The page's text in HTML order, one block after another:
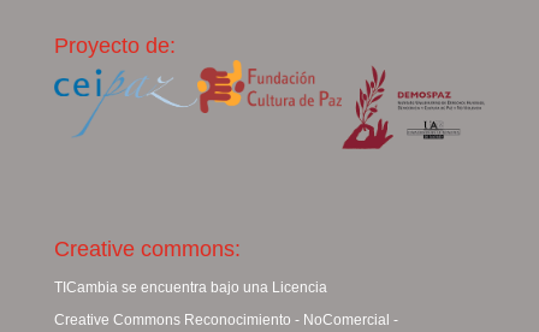
Proyecto de:
Creative commons:
TICambia se encuentra bajo una Licencia
Creative Commons Reconocimiento - NoComercial -